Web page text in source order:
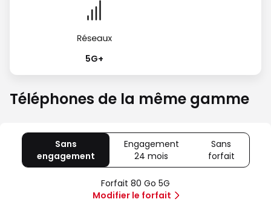
5G+
Téléphones de la même gamme
Sans
engagement
80
Go
5G
Engagement
24 mois
Offre
spéciale
Illimité
Sans
forfait
Sans
Forfait 80 Go 5G
Modifier le forfait